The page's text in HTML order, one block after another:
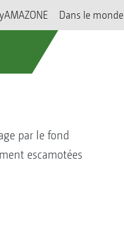
Dans le monde
par le fond
escamotées